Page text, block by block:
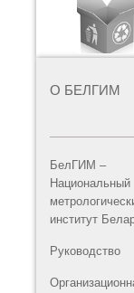
О БЕЛГИМ
БелГИМ –
Национальный
институт
Руководство